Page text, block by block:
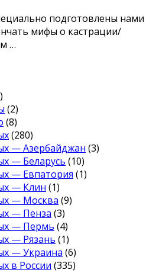
подготовлены нами
мифы о кастрации/
…
(2)
(8)
(280)
— Азербайджан (3)
— Беларусь (10)
— Евпатория (1)
— Клин (1)
— Москва (9)
— Пенза (3)
— Пермь (4)
— Рязань (1)
— Украина (6)
в России (335)